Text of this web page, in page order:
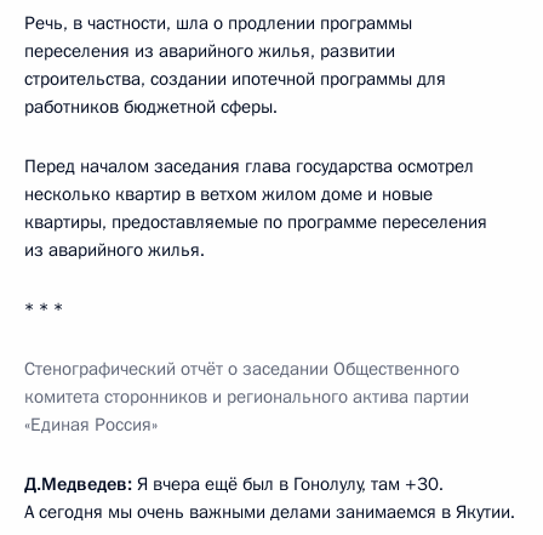
Речь, в частности, шла о продлении программы
переселения из аварийного жилья, развитии
строительства, создании ипотечной программы для
работников бюджетной сферы.
Перед началом заседания глава государства осмотрел
несколько квартир в ветхом жилом доме и новые
квартиры, предоставляемые по программе переселения
из аварийного жилья.
* * *
Стенографический отчёт о заседании Общественного
комитета сторонников и регионального актива партии
«Единая Россия»
Д.Медведев: Я вчера ещё был в Гонолулу, там +30.
А сегодня мы очень важными делами занимаемся в Якутии.